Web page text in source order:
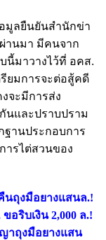
มูลยืนยันสำนักข่า
านมา มีคนจาก
นี้มาวางไว้ที่ อคส.
รียมการจะต่อสู้คดี
จะมีการส่ง
และปราบปราม
ฐานประกอบการ
ารไต่สวนของ
นถุงมือยางแสนล.!
ขอริบเงิน 2,000 ล.!
าถุงมือยางแสน